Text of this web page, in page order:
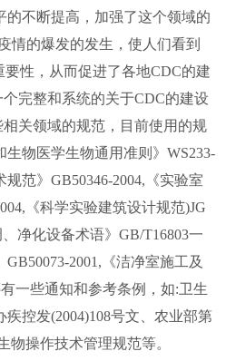
的不断提高，加强了这个领域的
情的爆发的发生，使人们看到
性，从而促进了各地CDC的建
完整和系统的关于CDC的建设
关领域的规范，目前使用的规
物医学生物通用准则》WS233-
范》GB50346-2004,《实验室
《科学实验建筑设计规范)JG
净化设备术语》GB/T16803一
2001,《洁净室施工及
一些通知和参考条例，如:卫生
控发(2004)108号文、农业部第
物操作技术管理规范等。